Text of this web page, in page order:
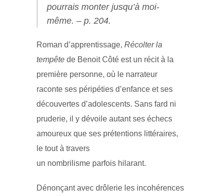
pourrais monter jusqu’à moi-
même. – p. 204.
Roman d’apprentissage, Récolter la
tempête de Benoit Côté est un récit à la
première personne, où le narrateur
raconte ses péripéties d’enfance et ses
découvertes d’adolescents. Sans fard ni
pruderie, il y dévoile autant ses échecs
amoureux que ses prétentions littéraires,
le tout à travers
un nombrilisme parfois hilarant.
Dénonçant avec drôlerie les incohérences